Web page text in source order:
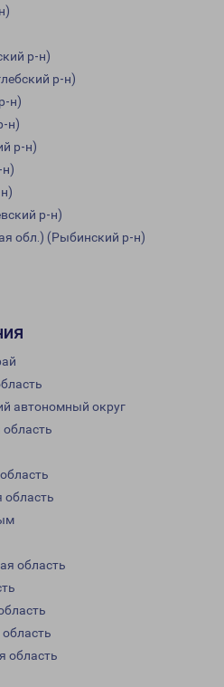
р-н)
р-н)
н)
н)
р-н)
р-н)
обл.) (Рыбинский р-н)
автономный округ
область
область
область